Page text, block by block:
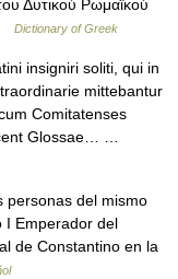
Δυτικού Ρωμαϊκού
Dictionary of Greek
insigniri soliti, qui in
mittebantur
Comitatenses
Glossae… …
del mismo
I Emperador del
de Constantino en la